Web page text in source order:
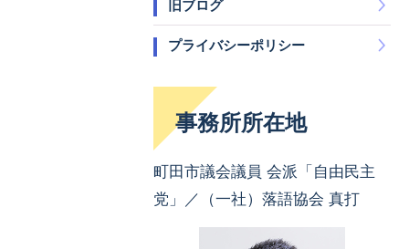
旧ブログ
プライバシーポリシー
事務所所在地
町田市議会議員 会派「自由民主
党」／（一社）落語協会 真打